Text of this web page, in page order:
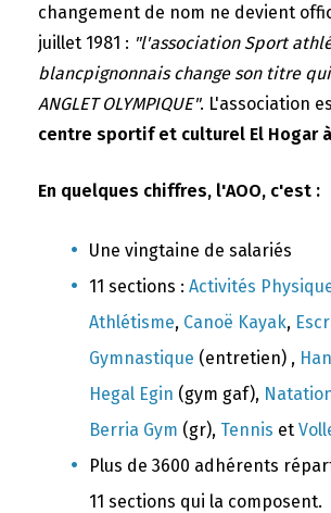
changement de nom ne devient
juillet 1981 : "l'association Sport
blancpignonnais change son titre
ANGLET OLYMPIQUE". L'association
centre sportif et culturel El Hogar
En quelques chiffres, l'AOO, c'est :
Une vingtaine de salariés
11 sections : Activités
Athlétisme, Canoë Kayak,
Gymnastique (entretien) ,
Hegal Egin (gym gaf),
Berria Gym (gr), Tennis et
Plus de 3600 adhérents
11 sections qui la composent.